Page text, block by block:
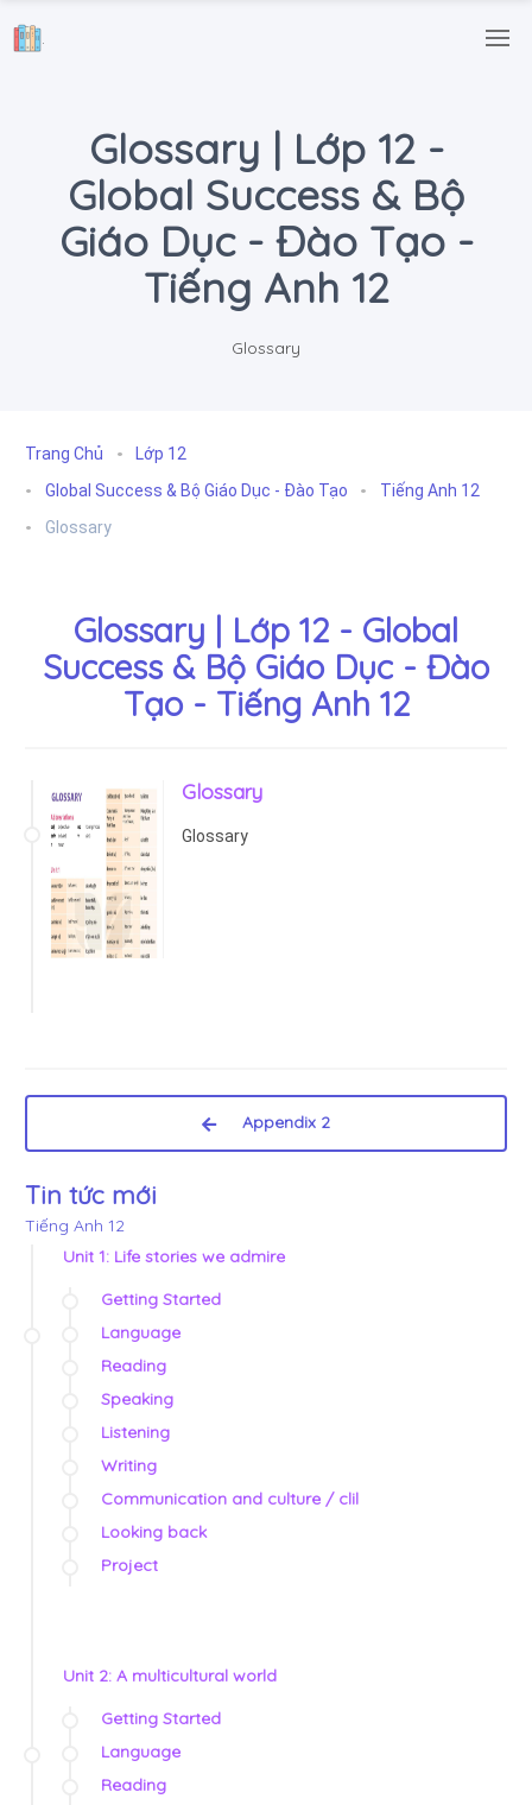
.
Glossary | Lớp 12 -
Global Success & Bộ
Giáo Dục - Đào Tạo -
Tiếng Anh 12
Glossary
Trang Chủ
Lớp 12
Global Success & Bộ Giáo Dục - Đào Tạo
Tiếng Anh 12
Glossary
Glossary | Lớp 12 - Global
Success & Bộ Giáo Dục - Đào
Tạo - Tiếng Anh 12
Glossary
Glossary
Appendix 2
Tin tức mới
Tiếng Anh 12
Unit 1: Life stories we admire
Getting Started
Language
Reading
Speaking
Listening
Writing
Communication and culture / clil
Looking back
Project
Unit 2: A multicultural world
Getting Started
Language
Reading